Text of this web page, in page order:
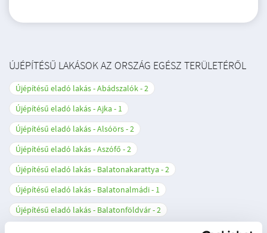
ÚJÉPÍTÉSŰ LAKÁSOK AZ ORSZÁG EGÉSZ TERÜLETÉRŐL
Újépítésű eladó lakás - Abádszalók 2
Újépítésű eladó lakás - Ajka
1
Újépítésű eladó lakás - Alsóörs 2
Újépítésű eladó lakás - Aszófő
2
Újépítésű eladó lakás - Balatonakarattya 2
Újépítésű eladó lakás - Balatonalmádi
1
Újépítésű eladó lakás - Balatonföldvár 2